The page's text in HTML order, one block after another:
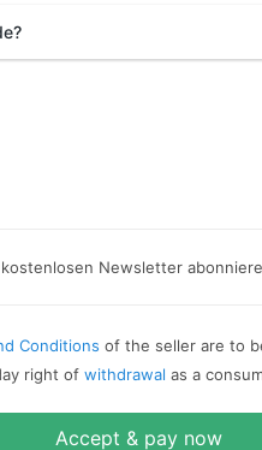
Newsletter
Conditions of the seller are to
right of withdrawal as a
Accept & pay now